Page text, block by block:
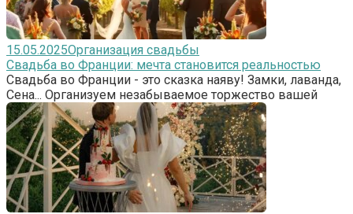
15.05.2025Организация свадьбы
Свадьба во Франции: мечта становится реальностью
Свадьба во Франции - это сказка наяву! Замки, лаванда,
Сена... Организуем незабываемое торжество вашей